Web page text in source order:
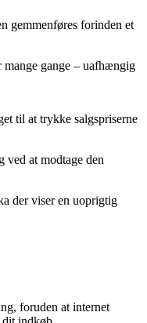
gemmenføres forinden et
mange gange – uafhængig
til at trykke salgspriserne
ved at modtage den
der viser en uoprigtig
foruden at internet